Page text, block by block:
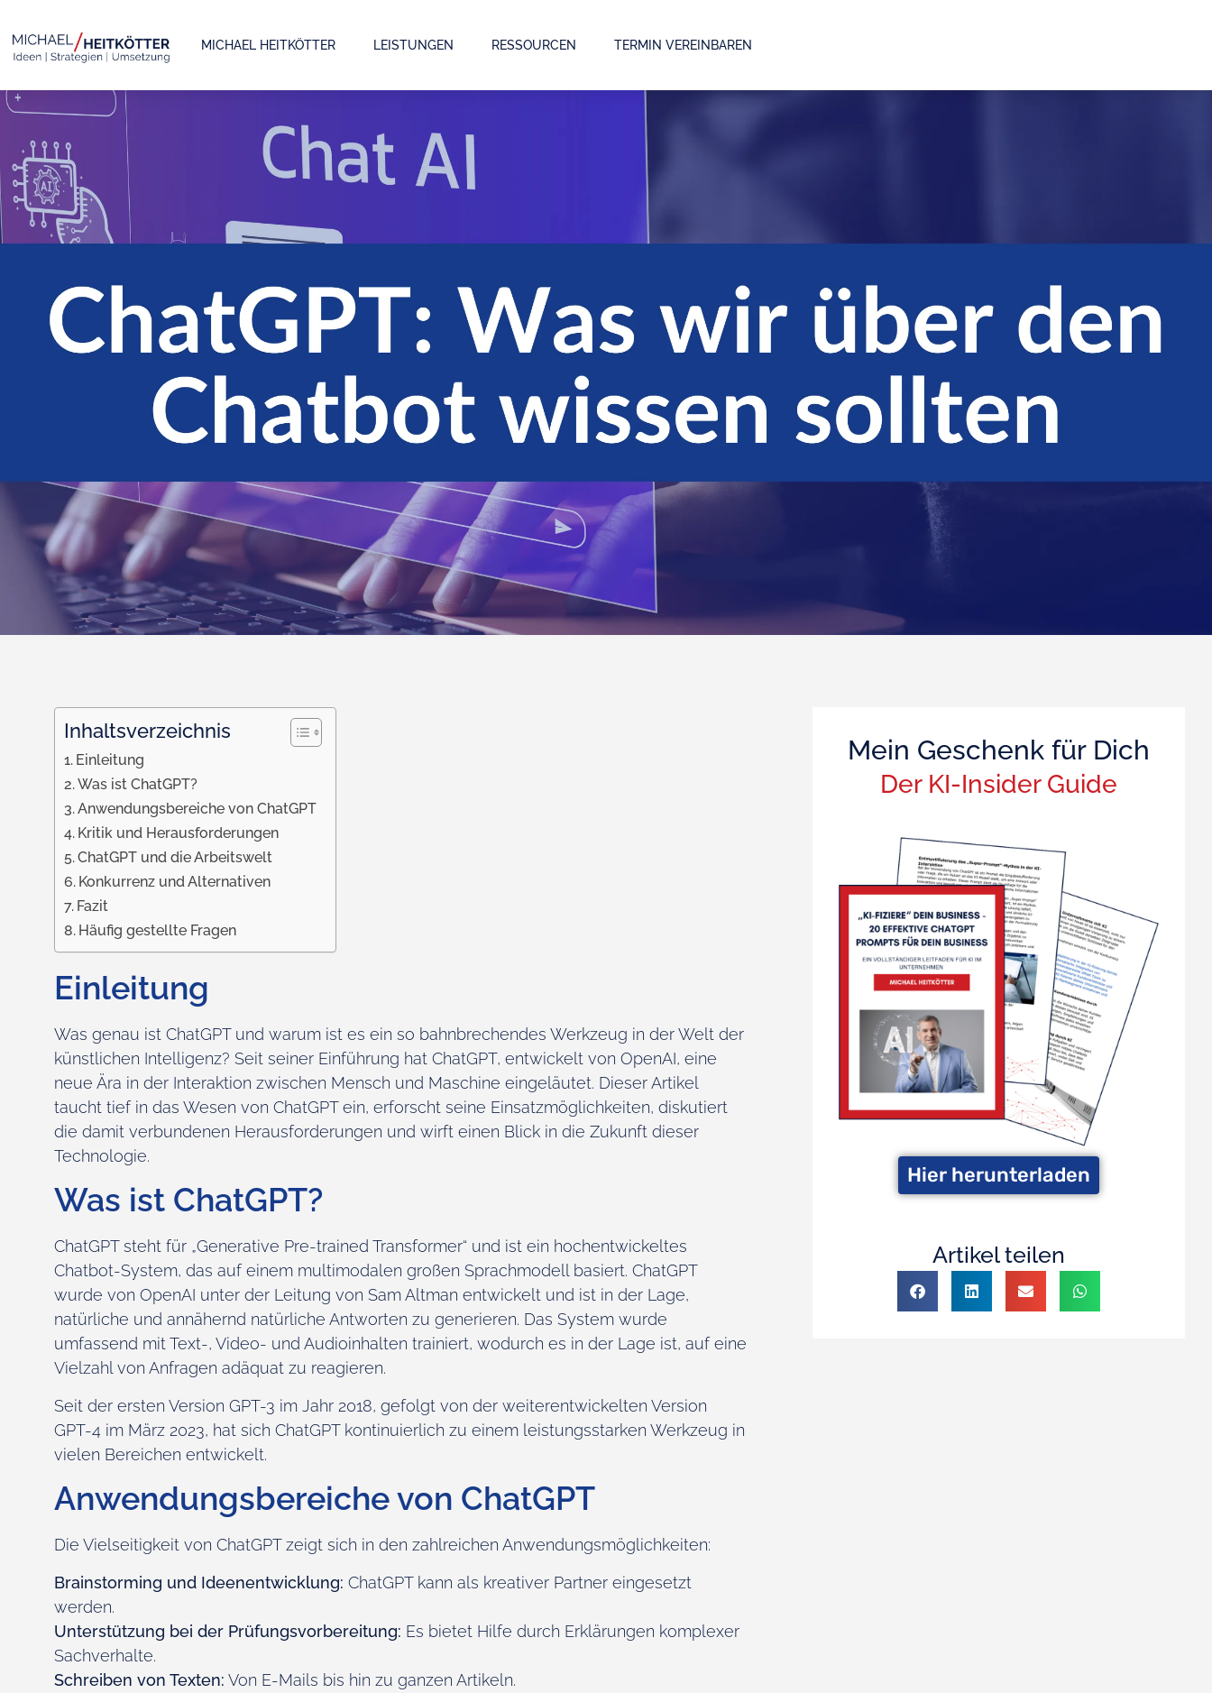
MICHAEL HEITKÖTTER LEISTUNGEN RESSOURCEN TERMIN VEREINBAREN
Inhaltsverzeichnis
Einleitung
Was ist ChatGPT?
Anwendungsbereiche von ChatGPT
Kritik und Herausforderungen
ChatGPT und die Arbeitswelt
Konkurrenz und Alternativen
Fazit
Häufig gestellte Fragen
Einleitung
Was genau ist ChatGPT und warum ist es ein so bahnbrechendes Werkzeug in der Welt der
künstlichen Intelligenz? Seit seiner Einführung hat ChatGPT, entwickelt von OpenAI, eine
neue Ära in der Interaktion zwischen Mensch und Maschine eingeläutet. Dieser Artikel
taucht tief in das Wesen von ChatGPT ein, erforscht seine Einsatzmöglichkeiten, diskutiert
die damit verbundenen Herausforderungen und wirft einen Blick in die Zukunft dieser
Technologie.
Was ist ChatGPT?
ChatGPT steht für „Generative Pre-trained Transformer“ und ist ein hochentwickeltes
Chatbot-System, das auf einem multimodalen großen Sprachmodell basiert. ChatGPT
wurde von OpenAI unter der Leitung von Sam Altman entwickelt und ist in der Lage,
natürliche und annähernd natürliche Antworten zu generieren. Das System wurde
umfassend mit Text-, Video- und Audioinhalten trainiert, wodurch es in der Lage ist, auf eine
Vielzahl von Anfragen adäquat zu reagieren.
Seit der ersten Version GPT-3 im Jahr 2018, gefolgt von der weiterentwickelten Version
GPT-4 im März 2023, hat sich ChatGPT kontinuierlich zu einem leistungsstarken Werkzeug in
vielen Bereichen entwickelt.
Anwendungsbereiche von ChatGPT
Die Vielseitigkeit von ChatGPT zeigt sich in den zahlreichen Anwendungsmöglichkeiten:
Brainstorming und Ideenentwicklung: ChatGPT kann als kreativer Partner eingesetzt
werden.
Unterstützung bei der Prüfungsvorbereitung: Es bietet Hilfe durch Erklärungen komplexer
Sachverhalte.
Schreiben von Texten: Von E-Mails bis hin zu ganzen Artikeln.
Mein Geschenk für Dich
Der KI-Insider Guide
Hier herunterladen
Artikel teilen